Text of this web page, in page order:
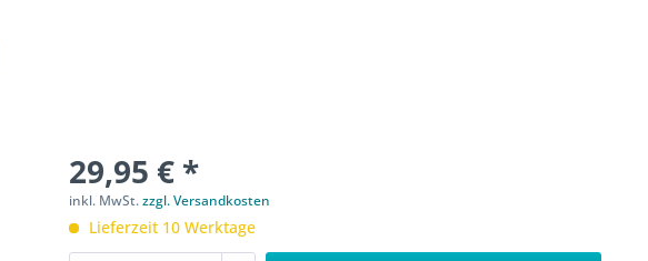
29,95 € *
inkl. MwSt.zzgl. Versandkosten
Lieferzeit 10 Werktage